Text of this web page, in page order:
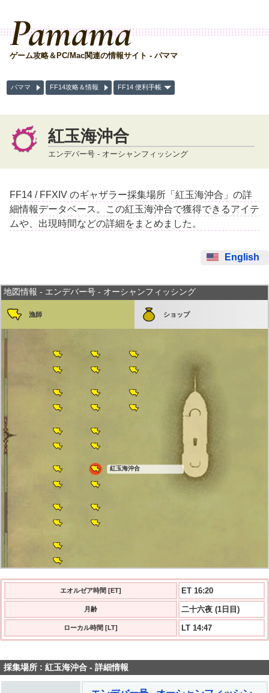
Pamama
ゲーム攻略＆PC/Mac関連の情報サイト - パママ
パママ FF14攻略＆情報 FF14 便利手帳
紅玉海沖合
エンデバー号 - オーシャンフィッシング
FF14 / FFXIV のギャザラー採集場所「紅玉海沖合」の詳
細情報データベース。この紅玉海沖合で獲得できるアイテ
ムや、出現時間などの詳細をまとめました。
English
地図情報 - エンデバー号 - オーシャンフィッシング
漁師 ショップ
紅玉海沖合
エオルゼア時間 [ET] ET 16:21
月齢 二十六夜 (1日目)
ローカル時間 [LT] LT 14:47
採集場所 : 紅玉海沖合 - 詳細情報